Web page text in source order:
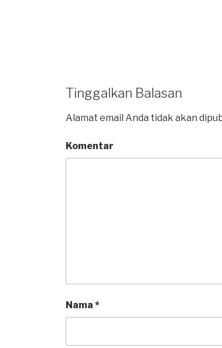
Tinggalkan Balasan
Alamat email Anda tidak akan
Komentar
Nama *